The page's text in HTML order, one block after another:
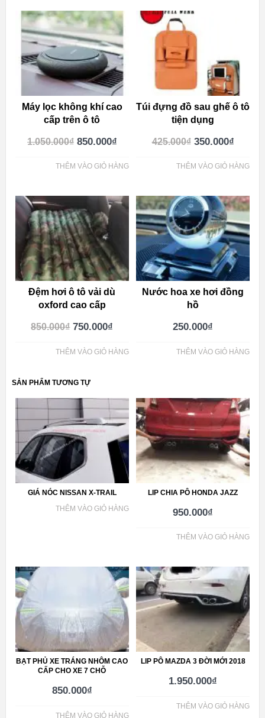
Máy lọc không khí cao
cấp trên ô tô
1.050.000₫ 850.000₫
THÊM VÀO GIỎ HÀNG
Túi đựng đồ sau ghế ô tô
tiện dụng
425.000₫ 350.000₫
THÊM VÀO GIỎ HÀNG
Đệm hơi ô tô vải dù
oxford cao cấp
850.000₫ 750.000₫
THÊM VÀO GIỎ HÀNG
Nước hoa xe hơi đồng
hồ
250.000₫
THÊM VÀO GIỎ HÀNG
SẢN PHẨM TƯƠNG TỰ
GIÁ NÓC NISSAN X-TRAIL
THÊM VÀO GIỎ HÀNG
LIP CHIA PÔ HONDA JAZZ
950.000₫
THÊM VÀO GIỎ HÀNG
BẠT PHỦ XE TRÁNG NHÔM CAO
CẤP CHO XE 7 CHỖ
850.000₫
THÊM VÀO GIỎ HÀNG
LIP PÔ MAZDA 3 ĐỜI MỚI 2018
1.950.000₫
THÊM VÀO GIỎ HÀNG